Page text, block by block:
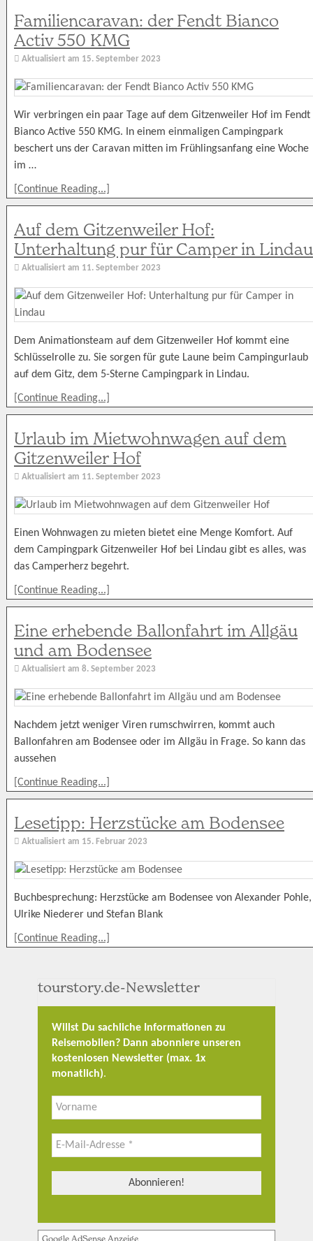
Familiencaravan: der Fendt Bianco
Activ 550 KMG
Aktualisiert am 15. September 2023
Wir verbringen ein paar Tage auf dem Gitzenweiler Hof im Fendt
Bianco Active 550 KMG. In einem einmaligen Campingpark
beschert uns der Caravan mitten im Frühlingsanfang eine Woche
im …
[Continue Reading...]
Auf dem Gitzenweiler Hof:
Unterhaltung pur für Camper in Lindau
Aktualisiert am 11. September 2023
Dem Animationsteam auf dem Gitzenweiler Hof kommt eine
Schlüsselrolle zu. Sie sorgen für gute Laune beim Campingurlaub
auf dem Gitz, dem 5-Sterne Campingpark in Lindau.
[Continue Reading...]
Urlaub im Mietwohnwagen auf dem
Gitzenweiler Hof
Aktualisiert am 11. September 2023
Einen Wohnwagen zu mieten bietet eine Menge Komfort. Auf
dem Campingpark Gitzenweiler Hof bei Lindau gibt es alles, was
das Camperherz begehrt.
[Continue Reading...]
Eine erhebende Ballonfahrt im Allgäu
und am Bodensee
Aktualisiert am 8. September 2023
Nachdem jetzt weniger Viren rumschwirren, kommt auch
Ballonfahren am Bodensee oder im Allgäu in Frage. So kann das
aussehen
[Continue Reading...]
Lesetipp: Herzstücke am Bodensee
Aktualisiert am 15. Februar 2023
Buchbesprechung: Herzstücke am Bodensee von Alexander Pohle,
Ulrike Niederer und Stefan Blank
[Continue Reading...]
tourstory.de-Newsletter
Willst Du sachliche Informationen zu
Reisemobilen? Dann abonniere unseren
kostenlosen Newsletter (max. 1x
monatlich).
Google AdSense Anzeige